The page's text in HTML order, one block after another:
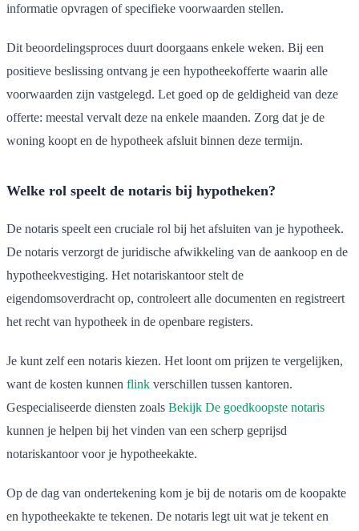
informatie opvragen of specifieke voorwaarden stellen.
Dit beoordelingsproces duurt doorgaans enkele weken. Bij een
positieve beslissing ontvang je een hypotheekofferte waarin alle
voorwaarden zijn vastgelegd. Let goed op de geldigheid van deze
offerte: meestal vervalt deze na enkele maanden. Zorg dat je de
woning koopt en de hypotheek afsluit binnen deze termijn.
Welke rol speelt de notaris bij hypotheken?
De notaris speelt een cruciale rol bij het afsluiten van je hypotheek.
De notaris verzorgt de juridische afwikkeling van de aankoop en de
hypotheekvestiging. Het notariskantoor stelt de
eigendomsoverdracht op, controleert alle documenten en registreert
het recht van hypotheek in de openbare registers.
Je kunt zelf een notaris kiezen. Het loont om prijzen te vergelijken,
want de kosten kunnen flink verschillen tussen kantoren.
Gespecialiseerde diensten zoals Bekijk De goedkoopste notaris
kunnen je helpen bij het vinden van een scherp geprijsd
notariskantoor voor je hypotheekakte.
Op de dag van ondertekening kom je bij de notaris om de koopakte
en hypotheekakte te tekenen. De notaris legt uit wat je tekent en